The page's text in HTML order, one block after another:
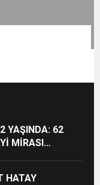
YAŞINDA: 62
MİRASI
HATAY